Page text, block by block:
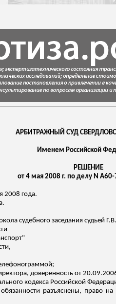
АРБИТРАЖНЫЙ СУД
Именем Российской
РЕШЕНИЕ
от 4 мая 2008 г. по делу N
2008 года.
судебного заседания судьей
доверенность от
кодекса Российской
разъяснены, право